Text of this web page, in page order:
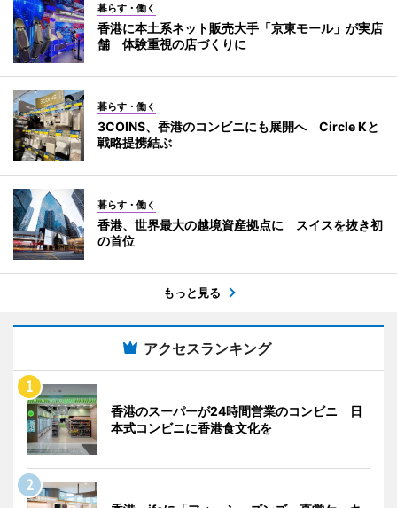
暮らす・働く
香港に本土系ネット販売大手「京東モール」が実店
舗 体験重視の店づくりに
暮らす・働く
3COINS、香港のコンビニにも展開へ Circle Kと
戦略提携結ぶ
暮らす・働く
香港、世界最大の越境資産拠点に スイスを抜き初
の首位
もっと見る
アクセスランキング
香港のスーパーが24時間営業のコンビニ 日
本式コンビニに香港食文化を